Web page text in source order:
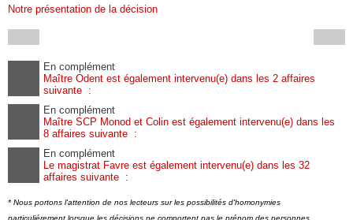
Notre présentation de la décision
En complément
Maître Odent est également intervenu(e) dans les 2 affaires
suivante :
En complément
Maître SCP Monod et Colin est également intervenu(e) dans les
8 affaires suivante :
En complément
Le magistrat Favre est également intervenu(e) dans les 32
affaires suivante :
* Nous portons l'attention de nos lecteurs sur les possibilités d'homonymies
particuliérement lorsque les décisions ne comportent pas le prénom des personnes.